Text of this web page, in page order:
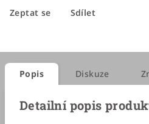
Zeptat se Sdílet
Popis Diskuze
Detailní popis